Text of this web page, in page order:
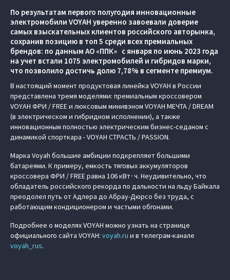
По результатам первого полугодия инновационные
электромобили VOYAH уверенно завоевали доверие
самых взыскательных клиентов российского авторынка,
сохранив позицию в топ 5 среди всех премиальных
брендов: по данным АО «ППК» с января по июнь 2023 года
на учет встали 1075 электромобилей и гибридов марки,
что позволило достичь долю 7,78% в сегменте премиум.
В настоящий момент продуктовая линейка VOYAH в России
представлена тремя моделями: премиальным кроссовером
VOYAH ФРИ / FREE и люксовым минивэном VOYAH МЕЧТА / DREAM
(в электрическом и гибридном исполнении), а также
инновационным полностью электрическим бизнес-седаном с
динамикой спорткара - VOYAH СТРАСТЬ / PASSION.
Марка Voyah большие амбиции подкрепляет большими
батареями. К примеру, емкость тяговых аккумуляторов
кроссовера ФРИ / FREE равна 106 кВт∙ч. Неудивительно, что
обладатель российского рекорда по дальности на льду Байкала
преодолел путь от Адлера до Абрау-Дюрсо без труда, с
работающим кондиционером и частыми обгонами.
Подробнее о моделях VOYAH можно узнать на странице
официального сайта VOYAH: voyah.ru и в телеграм-канале
voyah_rus.